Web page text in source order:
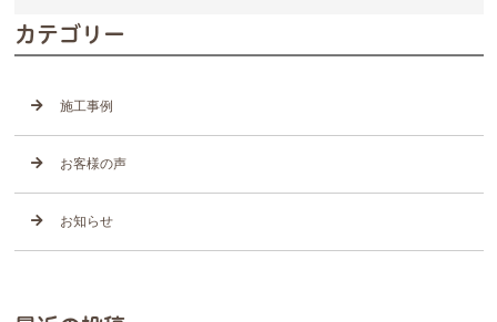
カテゴリー
施工事例
お客様の声
お知らせ